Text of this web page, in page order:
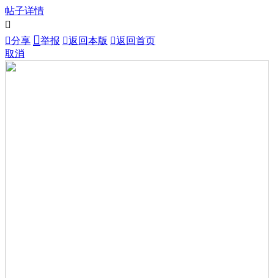
帖子详情

分享 举报 返回本版 返回首页
取消